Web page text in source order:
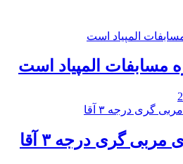
مسابفات المپیاد است
گری درجه ۳ آقا